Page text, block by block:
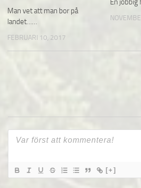
Man vet att man bor på
landet……
FEBRUARI 10, 2017
En jobbig
[+]